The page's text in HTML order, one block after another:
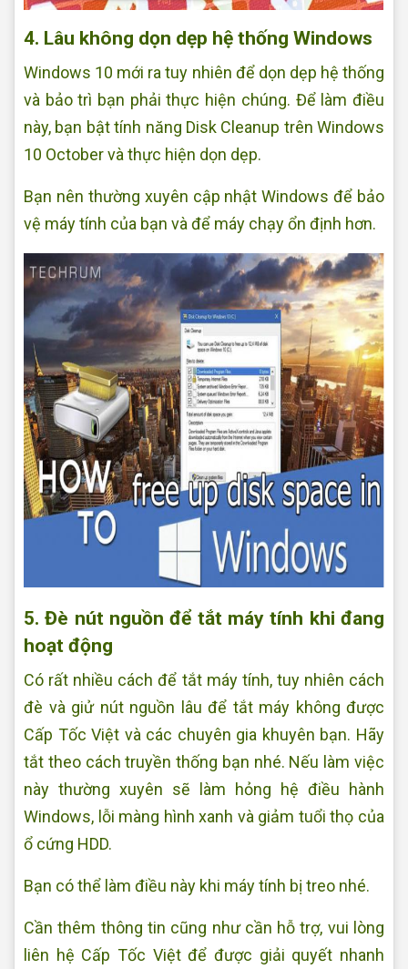
4. Lâu không dọn dẹp hệ thống Windows
Windows 10 mới ra tuy nhiên để dọn dẹp hệ thống
và bảo trì bạn phải thực hiện chúng. Để làm điều
này, bạn bật tính năng Disk Cleanup trên Windows
10 October và thực hiện dọn dẹp.
Bạn nên thường xuyên cập nhật Windows để bảo
vệ máy tính của bạn và để máy chạy ổn định hơn.
5. Đè nút nguồn để tắt máy tính khi đang
hoạt động
Có rất nhiều cách để tắt máy tính, tuy nhiên cách
đè và giử nút nguồn lâu để tắt máy không được
Cấp Tốc Việt và các chuyên gia khuyên bạn. Hãy
tắt theo cách truyền thống bạn nhé. Nếu làm việc
này thường xuyên sẽ làm hỏng hệ điều hành
Windows, lỗi màng hình xanh và giảm tuổi thọ của
ổ cứng HDD.
Bạn có thể làm điều này khi máy tính bị treo nhé.
Cần thêm thông tin cũng như cần hỗ trợ, vui lòng
liên hệ Cấp Tốc Việt để được giải quyết nhanh